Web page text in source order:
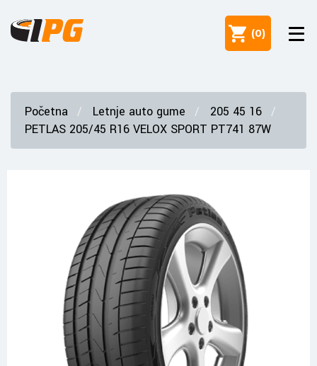
(0)
Početna Letnje auto gume
205 45 16
PETLAS 205/45 R16 VELOX SPORT PT741 87W